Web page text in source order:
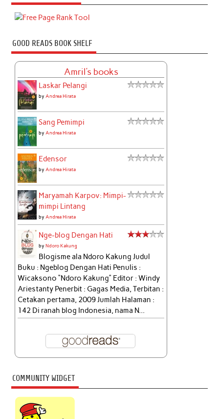
GOOD READS BOOK SHELF
Amril's books
Laskar Pelangi
byAndrea Hirata
Sang Pemimpi
byAndrea Hirata
Edensor
byAndrea Hirata
Maryamah Karpov: Mimpi-
mimpi Lintang
byAndrea Hirata
Nge-blog Dengan Hati
byNdoro Kakung
Blogisme ala Ndoro Kakung Judul
Buku : Ngeblog Dengan Hati Penulis :
Wicaksono “Ndoro Kakung” Editor : Windy
Ariestanty Penerbit : Gagas Media, Terbitan :
Cetakan pertama, 2009 Jumlah Halaman :
142 Di ranah blog Indonesia, nama N...
COMMUNITY WIDGET